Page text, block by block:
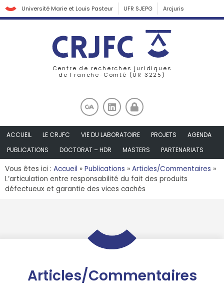
Université Marie et Louis Pasteur UFR SJEPG Arcjuris
Centre de recherches juridiques
de Franche-Comté (UR 3225)
ACCUEIL LE CRJFC VIE DU LABORATOIRE PROJETS
AGENDA
PUBLICATIONS
DOCTORAT – HDR MASTERS PARTENARIATS
Vous êtes ici : Accueil » Publications » Articles/Commentaires »
L’articulation entre responsabilité du fait des produits
défectueux et garantie des vices cachés
Articles/Commentaires